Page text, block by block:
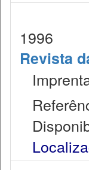
1996
Revista